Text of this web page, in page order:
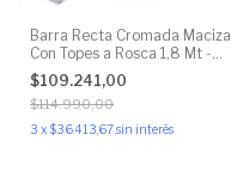
Barra Recta Cromada Maciza
Con Topes a Rosca 1,8 Mt -
30mm
$109.241,00
$114.990,00
3 x$36.413,67sin interés